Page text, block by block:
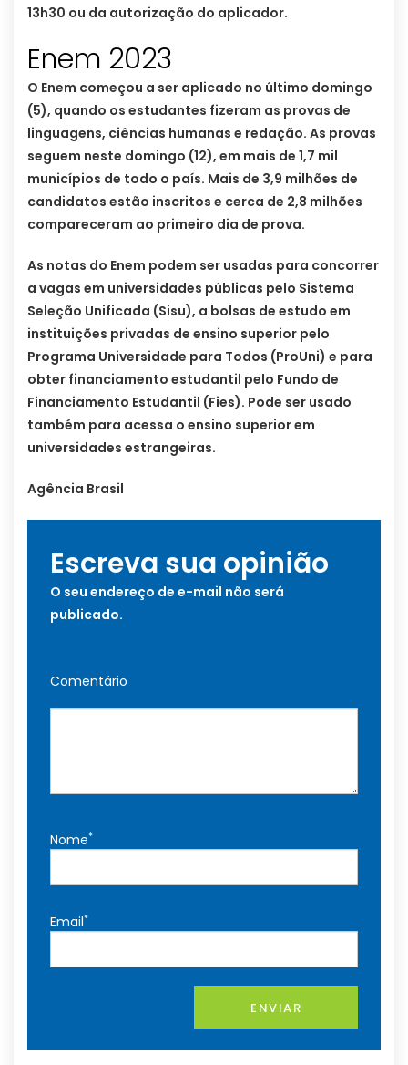
13h30 ou da autorização do aplicador.
Enem 2023
O Enem começou a ser aplicado no último domingo
(5), quando os estudantes fizeram as provas de
linguagens, ciências humanas e redação. As provas
seguem neste domingo (12), em mais de 1,7 mil
municípios de todo o país. Mais de 3,9 milhões de
candidatos estão inscritos e cerca de 2,8 milhões
compareceram ao primeiro dia de prova.
As notas do Enem podem ser usadas para concorrer
a vagas em universidades públicas pelo Sistema
Seleção Unificada (Sisu), a bolsas de estudo em
instituições privadas de ensino superior pelo
Programa Universidade para Todos (ProUni) e para
obter financiamento estudantil pelo Fundo de
Financiamento Estudantil (Fies). Pode ser usado
também para acessa o ensino superior em
universidades estrangeiras.
Agência Brasil
Escreva sua opinião
O seu endereço de e-mail não será
publicado.
Comentário
Nome*
Email*
ENVIAR